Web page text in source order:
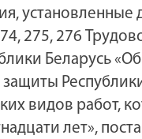
установленные
275, 276
Беларусь
видов работ,
лет»,